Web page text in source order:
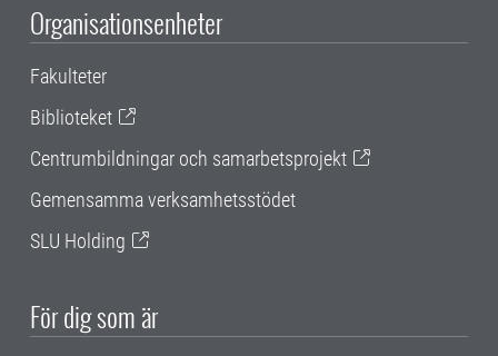
Organisationsenheter
Fakulteter
Biblioteket
Centrumbildningar och samarbetsprojekt
Gemensamma verksamhetsstödet
SLU Holding
För dig som är